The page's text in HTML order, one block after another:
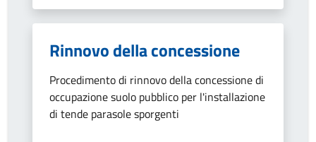
Rinnovo della concessione
Procedimento di rinnovo della concessione di
occupazione suolo pubblico per l'installazione
di tende parasole sporgenti